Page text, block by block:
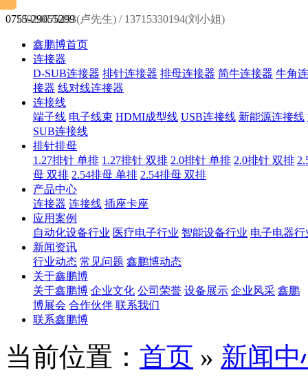
0755-29055299
18924670453(卢先生) / 13715330194(刘小姐)
鑫鹏博首页
连接器
D-SUB连接器 排针连接器 排母连接器 简牛连接器 牛角
接器 线对线连接器
连接线
端子线 电子线束 HDMI成型线 USB连接线 新能源连接线
SUB连接线
排针排母
1.27排针 单排 1.27排针 双排 2.0排针 单排 2.0排针 双排
母 双排 2.54排母 单排 2.54排母 双排
产品中心
连接器 连接线 插座卡座
应用案例
自动化设备行业 医疗电子行业 智能设备行业 电子电器行
新闻资讯
行业动态 常见问题 鑫鹏博动态
关于鑫鹏博
关于鑫鹏博 企业文化 公司荣誉 设备展示 企业风采 鑫鹏
博展会 合作伙伴 联系我们
联系鑫鹏博
当前位置： 首页 » 新闻中